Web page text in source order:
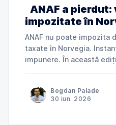
ANAF a
impozitate în
ANAF nu poate impozita
taxate în Norvegia.
impunere. În această ediție din seria „ANAF în
încerca să taxeze în
impozitate în Norvegia și
Bogdan Palade
30 iun. 2026